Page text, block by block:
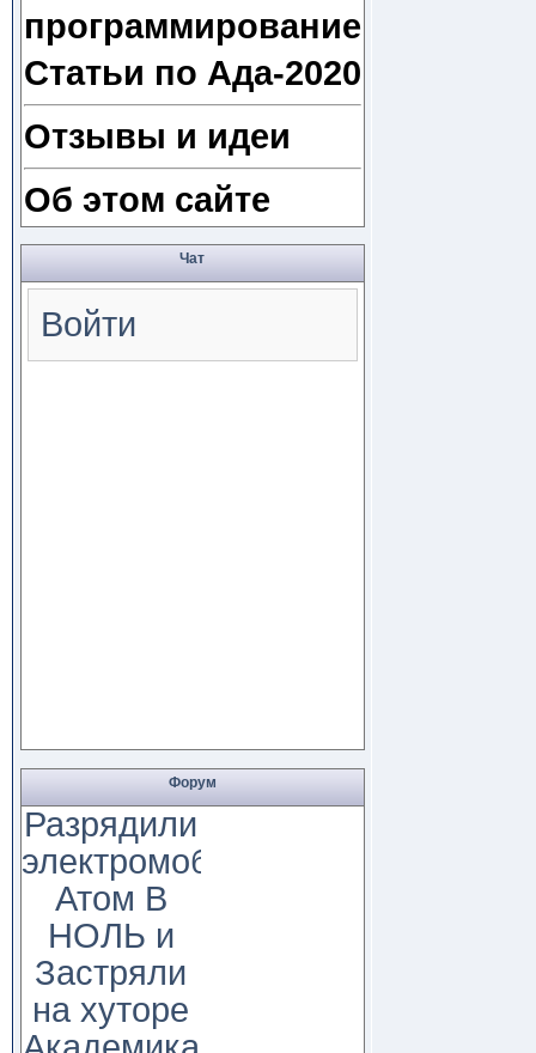
программирование
Статьи по Ада-2020
Отзывы и идеи
Об этом сайте
Чат
Войти
Форум
Разрядили
электромобиль
Атом В
НОЛЬ и
Застряли
на хуторе